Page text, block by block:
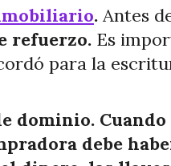
. Antes
refuerzo. Es
para la
dominio.
debe